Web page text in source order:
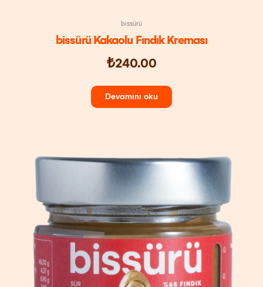
bissürü
bissürü Kakaolu Fındık Kreması
₺240.00
Devamını oku